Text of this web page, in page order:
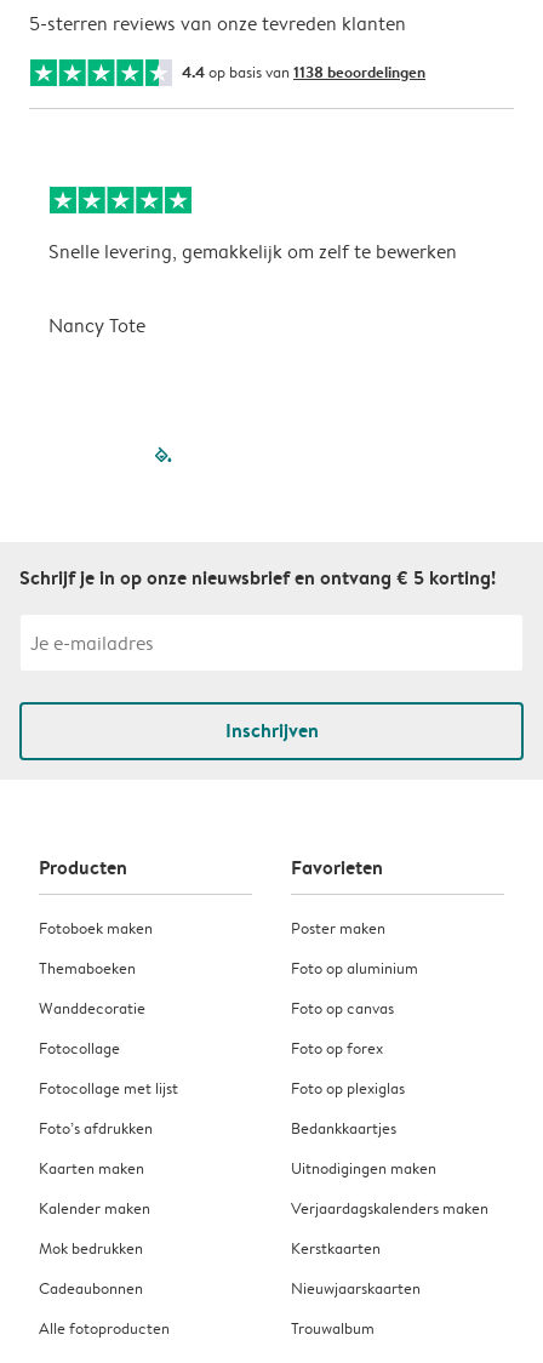
5-sterren reviews van onze tevreden klanten
4.4op basis van 1138 beoordelingen
Snelle levering, gemakkelijk om zelf te bewerken
Nancy Tote
filled-pagination
Schrijf je in op onze nieuwsbrief en ontvang € 5 korting!
Inschrijven
Producten
Fotoboek maken
Themaboeken
Wanddecoratie
Fotocollage
Fotocollage met lijst
Foto’s afdrukken
Kaarten maken
Kalender maken
Mok bedrukken
Cadeaubonnen
Alle fotoproducten
Favorieten
Poster maken
Foto op aluminium
Foto op canvas
Foto op forex
Foto op plexiglas
Bedankkaartjes
Uitnodigingen maken
Verjaardagskalenders maken
Kerstkaarten
Nieuwjaarskaarten
Trouwalbum